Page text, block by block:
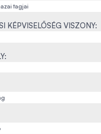
KÉPVISELŐSÉG VISZONY: